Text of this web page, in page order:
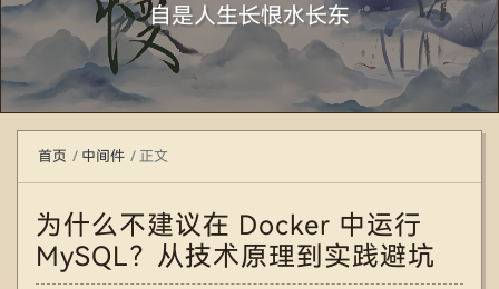
自是人生长恨水长东
首页 中间件 正文
为什么不建议在 Docker 中运行
MySQL？从技术原理到实践避坑